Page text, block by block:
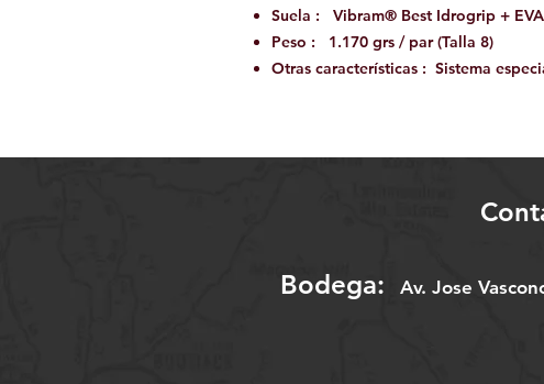
Suela : Vibram® Best Idrogrip + EVA
Peso : 1.170 grs / par (Talla 8)
Otras características : Sistema
Bodega: Av. Jose